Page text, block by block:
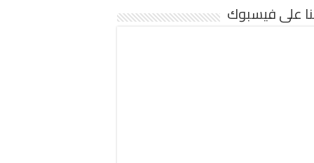
على فيسبوك